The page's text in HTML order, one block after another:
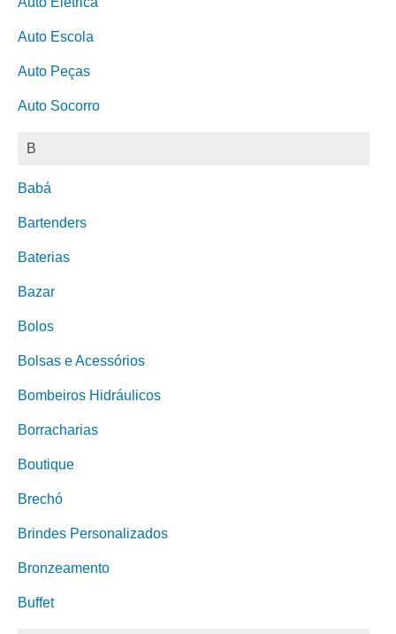
Auto Escola
Auto Peças
Auto Socorro
B
Babá
Bartenders
Baterias
Bazar
Bolos
Bolsas e Acessórios
Bombeiros Hidráulicos
Borracharias
Boutique
Brechó
Brindes Personalizados
Bronzeamento
Buffet